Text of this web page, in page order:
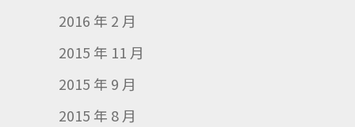
2016 年 2 月
2015 年 11 月
2015 年 9 月
2015 年 8 月